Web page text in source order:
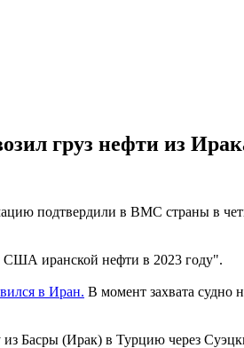
груз нефти из
подтвердили в ВМС страны в
США иранской нефти в 2023 году".
в Иран. В момент захвата судно
из Басры (Ирак) в Турцию через